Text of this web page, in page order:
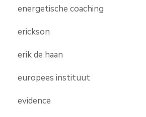
energetische coaching
erickson
erik de haan
europees instituut
evidence